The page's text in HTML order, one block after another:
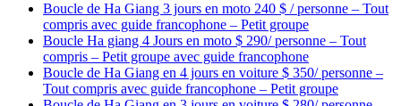
Boucle de Ha Giang 3 jours en moto 240 $ / personne – Tout
compris avec guide francophone – Petit groupe
Boucle Ha giang 4 Jours en moto $ 290/ personne – Tout
compris – Petit groupe avec guide francophone
Boucle de Ha Giang en 4 jours en voiture $ 350/ personne –
Tout compris avec guide francophone – Petit groupe